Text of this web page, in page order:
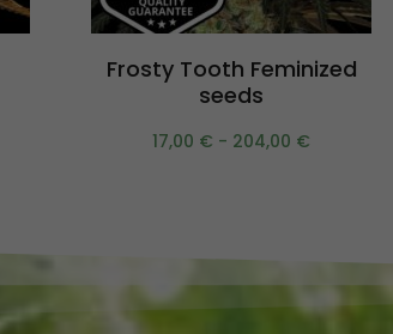
Scegli
Frosty Tooth Feminized
seeds
17,00 € - 204,00 €